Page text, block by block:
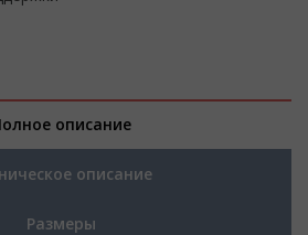
описание
описание
Размеры